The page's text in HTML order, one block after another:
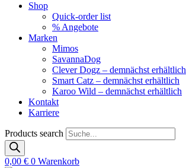
Shop
Quick-order list
% Angebote
Marken
Mimos
SavannaDog
Clever Dogz – demnächst erhältlich
Smart Catz – demnächst erhältlich
Karoo Wild – demnächst erhältlich
Kontakt
Karriere
Products search
0,00 € 0 Warenkorb